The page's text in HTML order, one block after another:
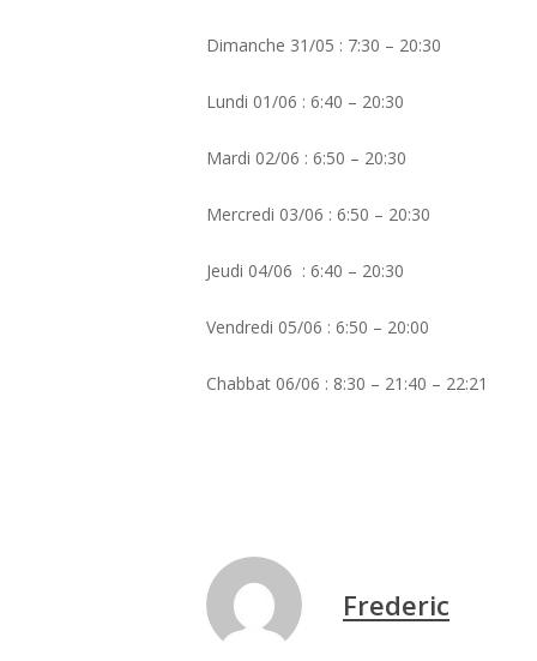
Dimanche 31/05 : 7:30 – 20:30
Lundi 01/06 : 6:40 – 20:30
Mardi 02/06 : 6:50 – 20:30
Mercredi 03/06 : 6:50 – 20:30
Jeudi 04/06 : 6:40 – 20:30
Vendredi 05/06 : 6:50 – 20:00
Chabbat 06/06 : 8:30 – 21:40 – 22:21
Frederic